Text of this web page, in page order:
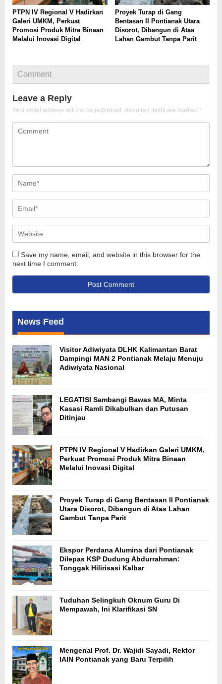
PTPN IV Regional V Hadirkan
Galeri UMKM, Perkuat
Promosi Produk Mitra Binaan
Melalui Inovasi Digital
Proyek Turap di Gang
Bentasan II Pontianak Utara
Disorot, Dibangun di Atas
Lahan Gambut Tanpa Parit
Comment
Leave a Reply
Your email address will not be published. Required fields are marked *
Save my name, email, and website in this browser for the
next time I comment.
News Feed
Visitor Adiwiyata DLHK Kalimantan Barat
Dampingi MAN 2 Pontianak Melaju Menuju
Adiwiyata Nasional
LEGATISI Sambangi Bawas MA, Minta
Kasasi Ramli Dikabulkan dan Putusan
Ditinjau
PTPN IV Regional V Hadirkan Galeri UMKM,
Perkuat Promosi Produk Mitra Binaan
Melalui Inovasi Digital
Proyek Turap di Gang Bentasan II Pontianak
Utara Disorot, Dibangun di Atas Lahan
Gambut Tanpa Parit
Ekspor Perdana Alumina dari Pontianak
Dilepas KSP Dudung Abdurrahman:
Tonggak Hilirisasi Kalbar
Tuduhan Selingkuh Oknum Guru Di
Mempawah, Ini Klarifikasi SN
Mengenal Prof. Dr. Wajidi Sayadi, Rektor
IAIN Pontianak yang Baru Terpilih